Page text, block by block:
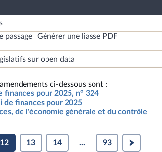
passage
Générer une liasse PDF
sur open data
ci-dessous sont :
finances pour 2025, n° 324
de finances pour 2025
de l'économie générale et du contrôle
12 13 14 ... 93